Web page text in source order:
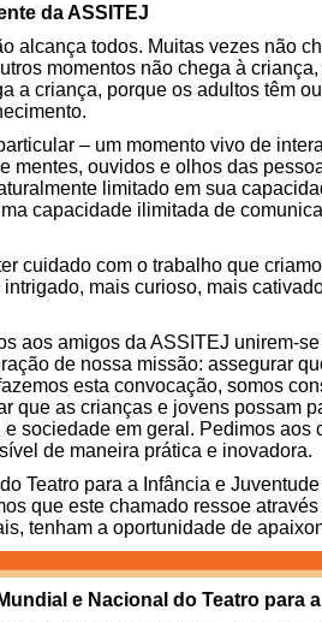
da ASSITEJ
alcança todos. Muitas vezes não
momentos não chega à
a criança, porque os adultos têm
– um momento vivo de
mentes, ouvidos e olhos das
limitado em sua
capacidade ilimitada de
cuidado com o trabalho que
mais curioso, mais
aos amigos da ASSITEJ unirem-
de nossa missão: assegurar
esta convocação, somos
que as crianças e jovens possam
sociedade em geral. Pedimos
de maneira prática e inovadora.
Teatro para a Infância e
que este chamado ressoe
tenham a oportunidade de
e Nacional do Teatro para